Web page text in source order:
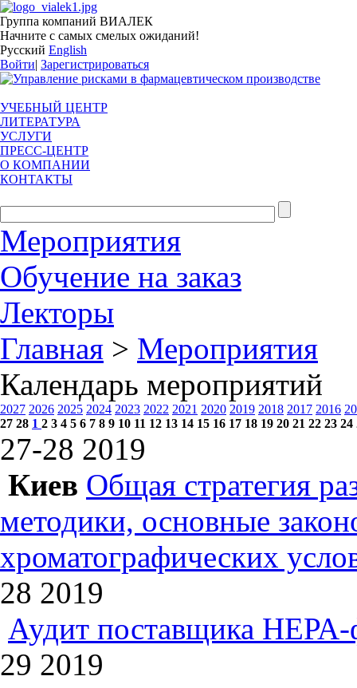
Группа компаний ВИАЛЕК
Начните с самых смелых ожиданий!
Русский English
Войти| Зарегистрироваться
УЧЕБНЫЙ ЦЕНТР
ЛИТЕРАТУРА
УСЛУГИ
ПРЕСС-ЦЕНТР
О КОМПАНИИ
КОНТАКТЫ
Мероприятия
Обучение на заказ
Лекторы
Главная > Мероприятия
Календарь мероприятий
2027 2026 2025 2024 2023 2022 2021 2020 2019 2018 2017 2016
27 28 1 2 3 4 5 6 7 8 9 10 11 12 13 14 15 16 17 18 19 20 21 22 23 24
27-28 2019
Киев Общая стратегия
методики, основные
хроматографических
28 2019
Аудит поставщика НЕРА-
29 2019